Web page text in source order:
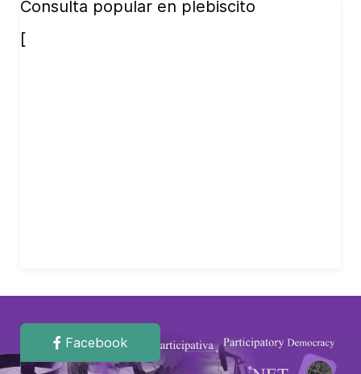
Consulta popular en plebiscito
[
Facebook